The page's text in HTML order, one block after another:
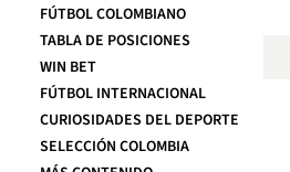
FÚTBOL COLOMBIANO
TABLA DE POSICIONES
WIN BET
FÚTBOL INTERNACIONAL
CURIOSIDADES DEL DEPORTE
SELECCIÓN COLOMBIA